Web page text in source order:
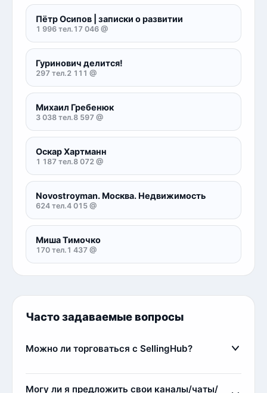
Пётр Осипов | записки о развитии
1 996 тел. 17 046 @
Гуринович делится!
297 тел.2 111 @
Михаил Гребенюк
3 038 тел.8 597 @
Оскар Хартманн
1 187 тел.8 072 @
Novostroyman. Москва. Недвижимость
624 тел.4 015 @
Миша Тимочко
170 тел. 1 437 @
Часто задаваемые вопросы
Можно ли торговаться с SellingHub?
поэтому идем на уступки, если клиент
Могу ли я предложить свои каналы/чаты/